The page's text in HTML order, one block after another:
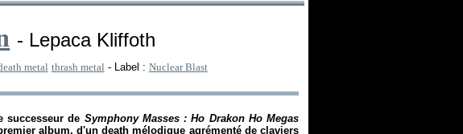
- Lepaca Kliffoth
metal thrash metal - Label : Nuclear Blast
successeur de Symphony Masses : Ho Drakon Ho Megas
album, d'un death mélodique agrémenté de claviers